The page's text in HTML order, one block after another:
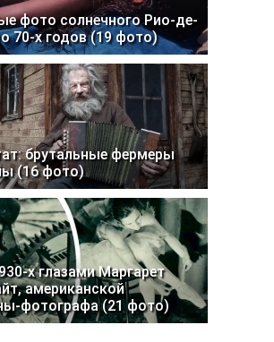
фото солнечного Рио-де-
70-х годов (19 фото)
брутальные фермеры
(16 фото)
х глазами Маргарет
американской
фотографа (21 фото)